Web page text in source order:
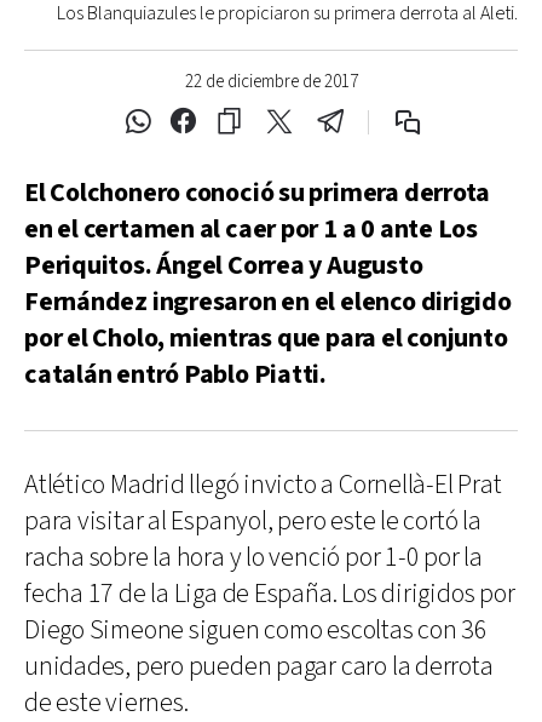
22 de diciembre de 2017
Los Blanquiazules le propiciaron su primera derrota al Aleti.
El Colchonero conoció su primera derrota
en el certamen al caer por 1 a 0 ante Los
Periquitos. Ángel Correa y Augusto
Fernández ingresaron en el elenco dirigido
por el Cholo, mientras que para el conjunto
catalán entró Pablo Piatti.
Atlético Madrid llegó invicto a Cornellà-El Prat
para visitar al Espanyol, pero este le cortó la
racha sobre la hora y lo venció por 1-0 por la
fecha 17 de la Liga de España. Los dirigidos por
Diego Simeone siguen como escoltas con 36
unidades, pero pueden pagar caro la derrota
de este viernes.